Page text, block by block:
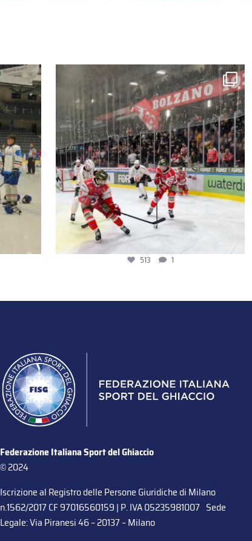
513 1
Federazione Italiana Sport del Ghiaccio
© 2024
Iscrizione al Registro delle Persone Giuridiche di Milano
n.1562/2017 CF 97016560159 | P. IVA 05235981007 Sede
Legale: Via Piranesi 46 – 20137 – Milano